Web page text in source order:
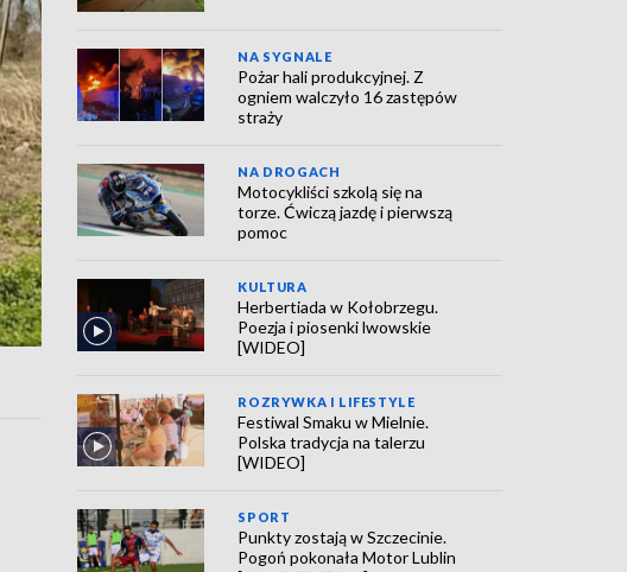
NA SYGNALE
Pożar hali produkcyjnej. Z
ogniem walczyło 16 zastępów
straży
NA DROGACH
Motocykliści szkolą się na
torze. Ćwiczą jazdę i pierwszą
pomoc
KULTURA
Herbertiada w Kołobrzegu.
Poezja i piosenki lwowskie
[WIDEO]
ROZRYWKA I LIFESTYLE
Festiwal Smaku w Mielnie.
Polska tradycja na talerzu
[WIDEO]
SPORT
Punkty zostają w Szczecinie.
Pogoń pokonała Motor Lublin